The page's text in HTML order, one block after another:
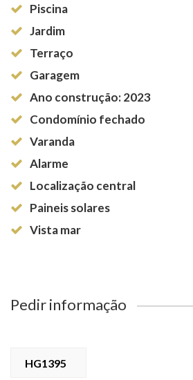
Piscina
Jardim
Terraço
Garagem
Ano construção: 2023
Condomínio fechado
Varanda
Alarme
Localização central
Paineis solares
Vista mar
Pedir informação
HG1395